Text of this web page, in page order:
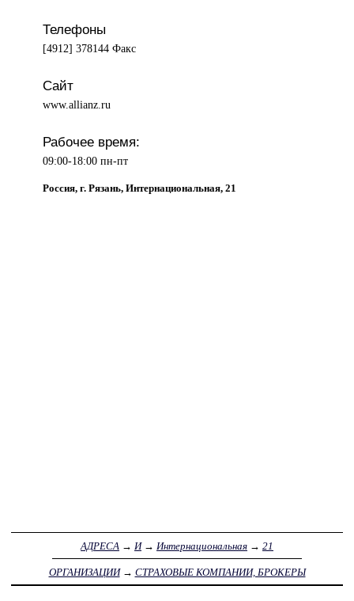
Телефоны
[4912] 378144 Факс
Сайт
www.allianz.ru
Рабочее время:
09:00-18:00 пн-пт
Россия, г. Рязань, Интернациональная, 21
АДРЕСА → И→ Интернациональная → 21
ОРГАНИЗАЦИИ→ СТРАХОВЫЕ КОМПАНИИ, БРОКЕРЫ